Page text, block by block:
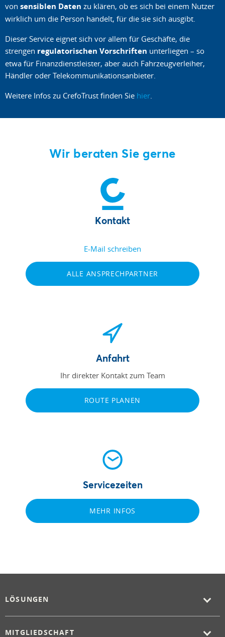
von sensiblen Daten zu klären, ob es sich bei einem Nutzer
wirklich um die Person handelt, für die sie sich ausgibt.
Dieser Service eignet sich vor allem für Geschäfte, die
strengen regulatorischen Vorschriften unterliegen – so
etwa für Finanzdienstleister, aber auch Fahrzeugverleiher,
Händler oder Telekommunikationsanbieter.
Weitere Infos zu CrefoTrust finden Sie hier
Wir beraten Sie gerne
Kontakt
E-Mail schreiben
ALLE ANSPRECHPARTNER
Anfahrt
Ihr direkter Kontakt zum Team
ROUTE PLANEN
Servicezeiten
MEHR INFOS
LÖSUNGEN
MITGLIEDSCHAFT